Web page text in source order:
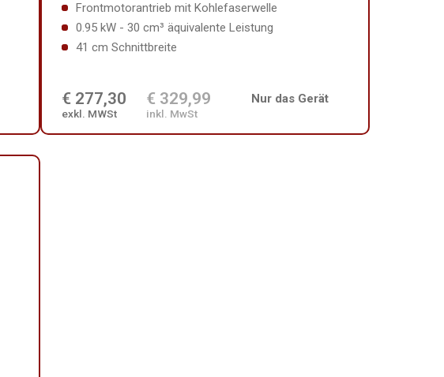
Frontmotorantrieb mit Kohlefaserwelle
0.95 kW - 30 cm³ äquivalente Leistung
41 cm Schnittbreite
€ 277,30
exkl. MWSt
€ 329,99
inkl. MwSt
Nur das Gerät